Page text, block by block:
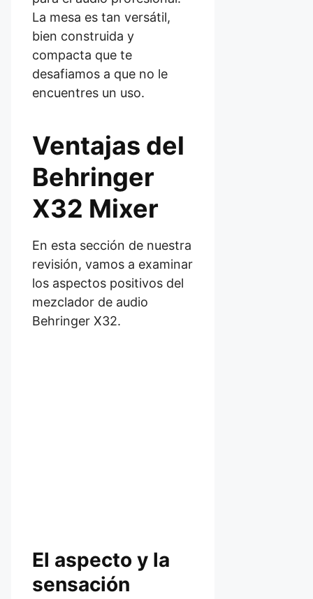
La mesa es tan versátil,
bien construida y
compacta que te
desafiamos a que no le
encuentres un uso.
Ventajas del
Behringer
X32 Mixer
En esta sección de nuestra
revisión, vamos a examinar
los aspectos positivos del
mezclador de audio
Behringer X32.
El aspecto y la
sensación